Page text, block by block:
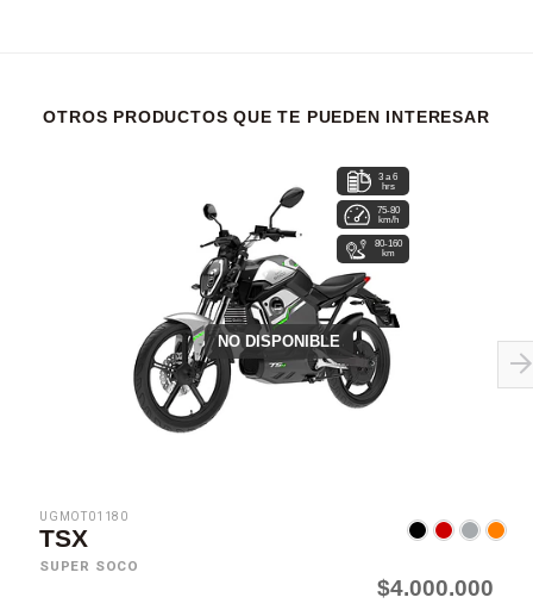
OTROS PRODUCTOS QUE TE PUEDEN INTERESAR
NO DISPONIBLE
3 a 6
hrs
75-80
km/h
80-160
km
UGMOT01180
TSX
SUPER SOCO
$4.000.000